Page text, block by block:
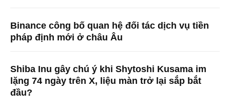
Binance công bố quan hệ đối tác dịch vụ tiền
pháp định mới ở châu Âu
Shiba Inu gây chú ý khi Shytoshi Kusama im
lặng 74 ngày trên X, liệu màn trở lại sắp bắt
đầu?